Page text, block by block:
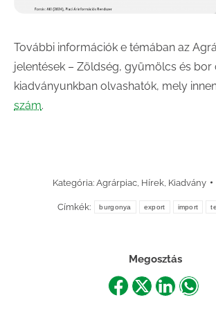
További információk e témában az
jelentések – Zöldség, gyümölcs és bor
kiadványunkban olvashatók, mely
szám.
Kategória: Agrárpiac, Hírek, Kiadvány
Címkék: burgonya export import
Megosztás
ShareShareShareShare